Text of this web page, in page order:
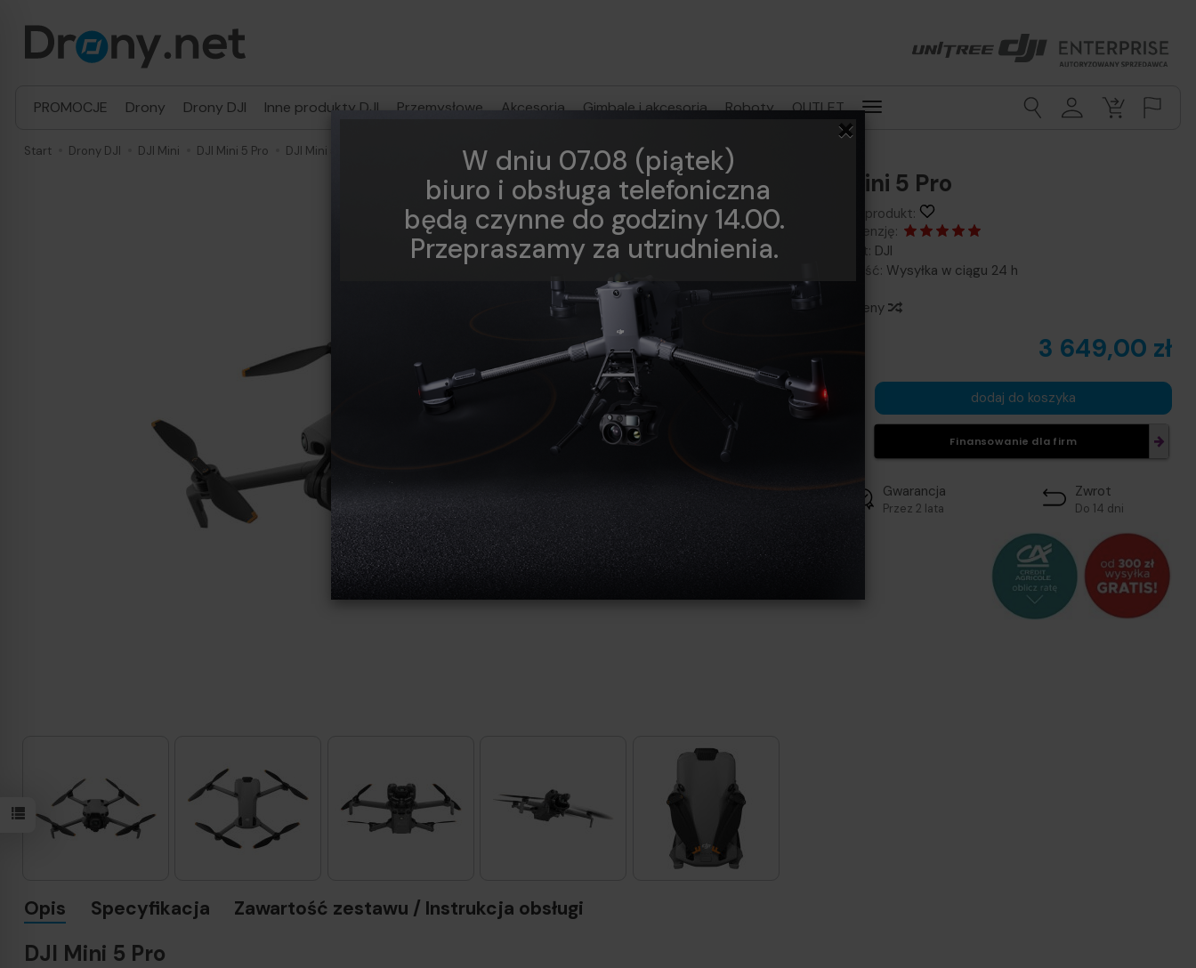
×
W dniu 07.08 (piątek)
biuro i obsługa telefoniczna
będą czynne do godziny 14.00.
Przepraszamy za utrudnienia.
PROMOCJE Drony Drony DJI Inne produkty DJI Przemysłowe Akcesoria Gimbale i akcesoria Roboty OUTLET
Start Drony DJI DJI Mini DJI Mini 5 Pro DJI Mini 5 Pro
DJI Mini 5 Pro
Obserwuj produkt:
Dodaj recenzję:
Producent: DJI
Dostępność: Wysyłka w ciągu 24 h
Historia ceny
3 649,00 zł
dodaj do koszyka
Finansowanie dla firm
Gwarancja
Przez 2 lata
Zwrot
Do 14 dni
Opis Specyfikacja Zawartość zestawu / Instrukcja obsługi
DJI Mini 5 Pro